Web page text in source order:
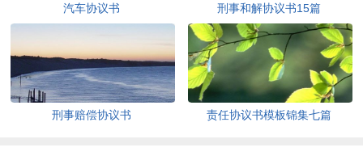
汽车协议书 刑事和解协议书15篇
刑事赔偿协议书 责任协议书模板锦集七篇